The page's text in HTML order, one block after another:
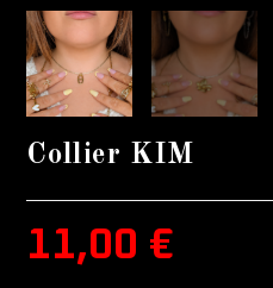
Collier KIM
11,00 €